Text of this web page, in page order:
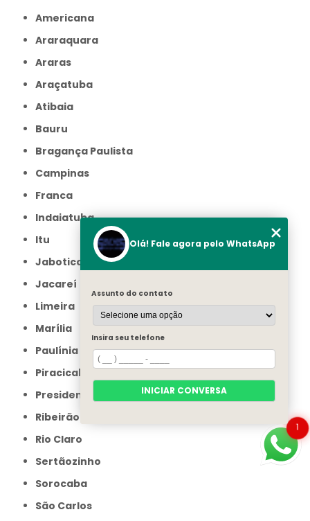
Americana
Araraquara
Araras
Araçatuba
Atibaia
Bauru
Bragança Paulista
Campinas
Franca
Indaiatuba
Itu
Jaboticabal
Jacareí
Limeira
Marília
Paulínia
Piracicaba
Presidente Prudente
Ribeirão Preto
Rio Claro
Sertãozinho
Sorocaba
São Carlos
1
Olá! Fale agora pelo WhatsApp
Assunto do contato
Insira seu telefone
INICIAR CONVERSA